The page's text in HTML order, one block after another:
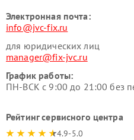
Электронная почта:
info@jvc-fix.ru
для юридических лиц
manager@fix-jvc.ru
График работы:
ПН-ВСК с 9:00 до 21:00 без
Рейтинг сервисного центра
4.9-5.0